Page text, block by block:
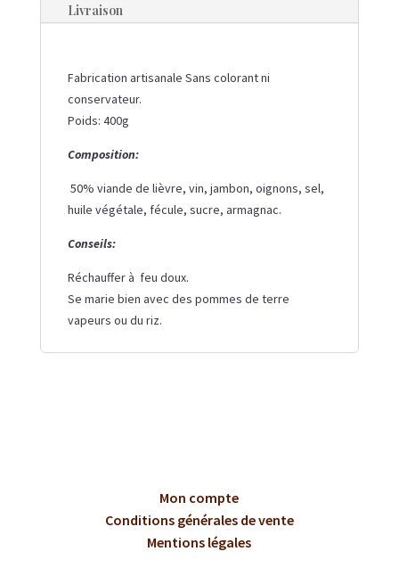
Livraison
Fabrication artisanale Sans colorant ni
conservateur.
Poids: 400g
Composition:
50% viande de lièvre, vin, jambon, oignons, sel,
huile végétale, fécule, sucre, armagnac.
Conseils:
Réchauffer à feu doux.
Se marie bien avec des pommes de terre
vapeurs ou du riz.
Mon compte
Conditions générales de vente
Mentions légales